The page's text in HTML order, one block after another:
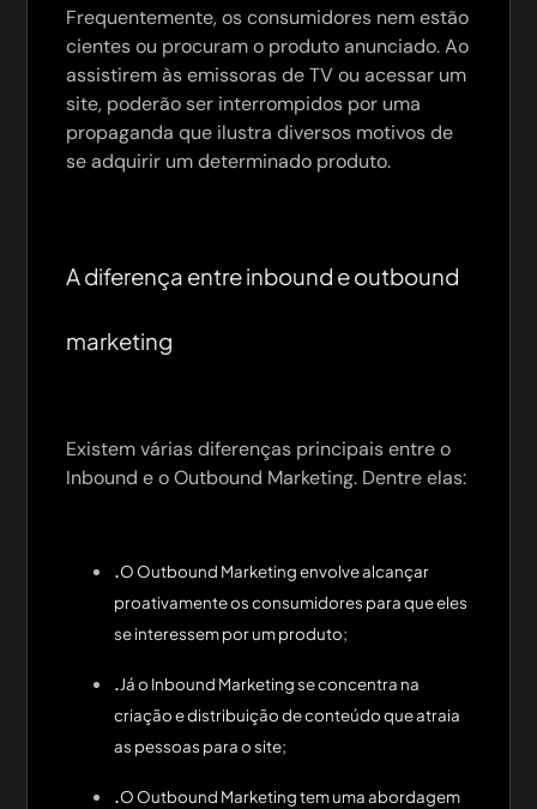
Frequentemente, os consumidores nem estão
cientes ou procuram o produto anunciado. Ao
assistirem às emissoras de TV ou acessar um
site, poderão ser interrompidos por uma
propaganda que ilustra diversos motivos de
se adquirir um determinado produto.
A diferença entre inbound e outbound
marketing
Existem várias diferenças principais entre o
Inbound e o Outbound Marketing. Dentre elas:
.O Outbound Marketing envolve alcançar
proativamente os consumidores para que eles
se interessem por um produto;
.Já o Inbound Marketing se concentra na
criação e distribuição de conteúdo que atraia
as pessoas para o site;
.O Outbound Marketing tem uma abordagem